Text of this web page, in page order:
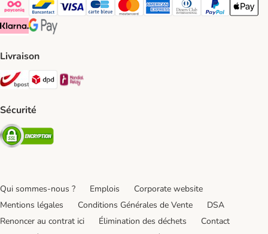
Payconiq Payment Method
bancontact Payment Method
Visa Payment Method
carte bleue Payment Method
Master card Payment Method
American express Payment
Diners club Payment
Paypal Payment
Apple
Klarna Payment Method
Google Pay Payment Method
Livraison
Bpost Shipping Method
DPD Shipping Method
Sécurité
Security
Qui sommes-nous ? Emplois
Corporate website
Mentions légales
Conditions Générales de Vente
DSA
Renoncer au contrat ici
Élimination des déchets
Contact